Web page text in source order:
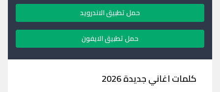
حمل تطبيق الاندرويد
حمل تطبيق الايفون
كلمات اغاني جديدة 2026